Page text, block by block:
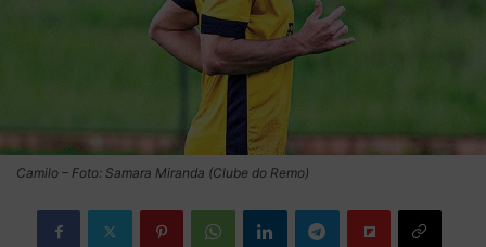
Camilo – Foto: Samara Miranda (Clube do Remo)